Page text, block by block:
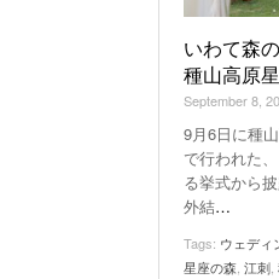
いわて森
種山高原
September 8,
9月6日に種
で行われた
る挙式から
外結…
Tags: ウェディ
星座の森 江刺